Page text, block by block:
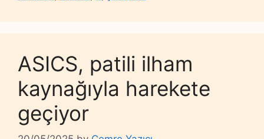
ASICS, patili ilham
kaynağıyla harekete
geçiyor